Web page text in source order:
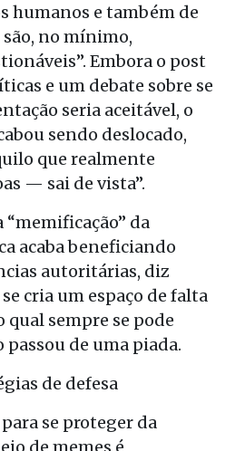
humanos e também de
no mínimo,
Embora o post
e um debate sobre se
seria aceitável, o
sendo deslocado,
que realmente
— sai de vista”.
“memificação” da
acaba beneficiando
autoritárias, diz
cria um espaço de falta
qual sempre se pode
de uma piada.
de defesa
se proteger da